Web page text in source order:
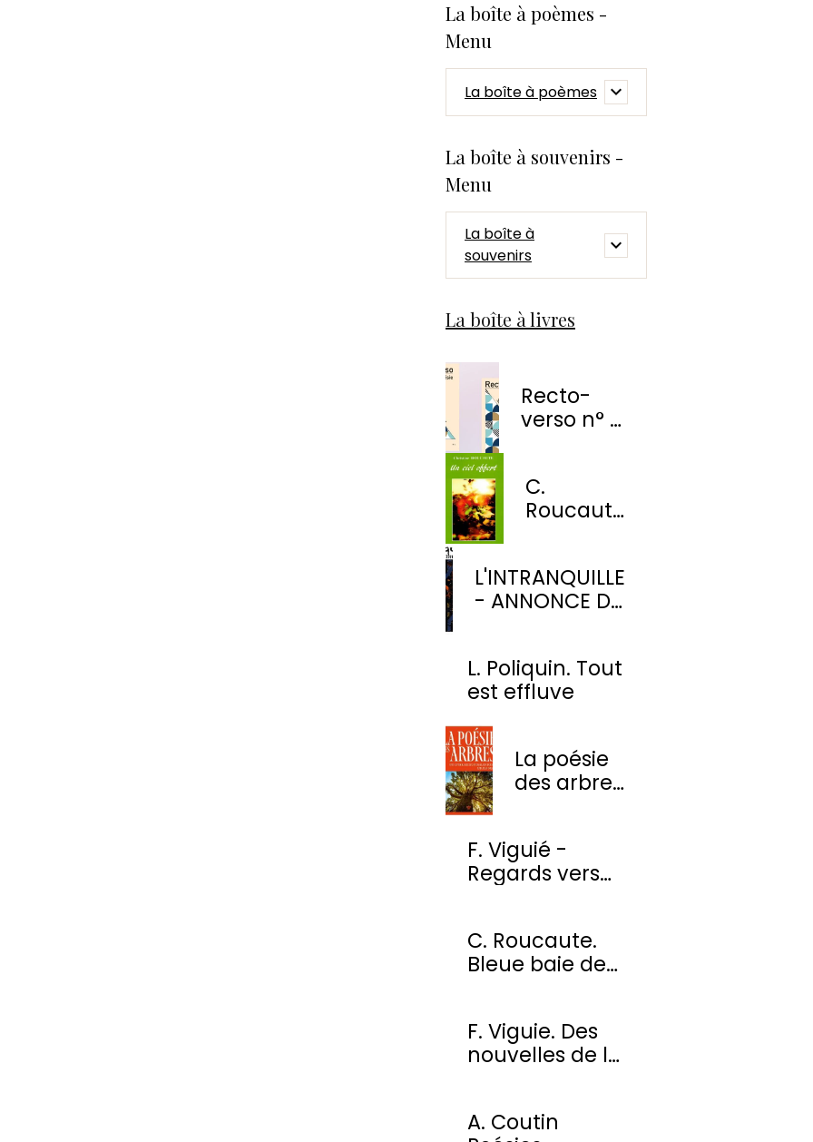
La boîte à poèmes -
Menu
La boîte à poèmes
La boîte à souvenirs -
Menu
La boîte à
souvenirs
La boîte à livres
Recto-
verso n° 1
Éditions
C.
Roucaute
L'INTRANQUILLE
- ANNONCE DE
L. Poliquin. Tout
est effluve
La poésie
des arbres
des plus
beaux
F. Viguié -
Regards vers
C. Roucaute.
Bleue baie de
F. Viguie. Des
nouvelles de la
A. Coutin